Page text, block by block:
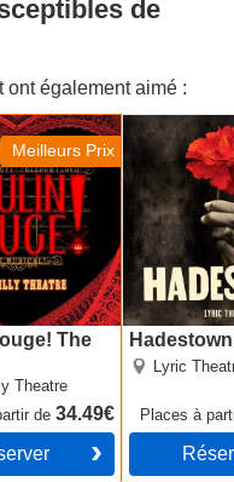
de
ont également aimé :
Meilleurs Prix
The
Theatre
de34.49€
The
Hadestown
Lyric
Places à
Hadestown